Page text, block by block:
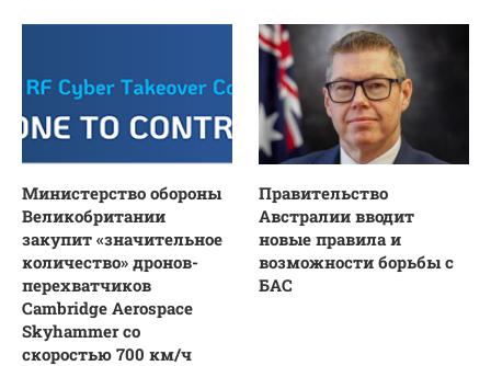
Министерство обороны
Великобритании
закупит «значительное
количество» дронов-
перехватчиков
Cambridge Aerospace
Skyhammer со
скоростью 700 км/ч
Правительство
Австралии вводит
новые правила и
возможности борьбы с
БАС